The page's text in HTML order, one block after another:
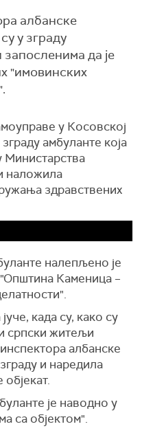
албанске
у зграду
да је
"имовинских
у Косовској
амбуланте која
Министарства
наложила
здравствених
налепљено је
Каменица –
када су, како су
српски житељи
албанске
и наредила
је наводно у
са објектом".